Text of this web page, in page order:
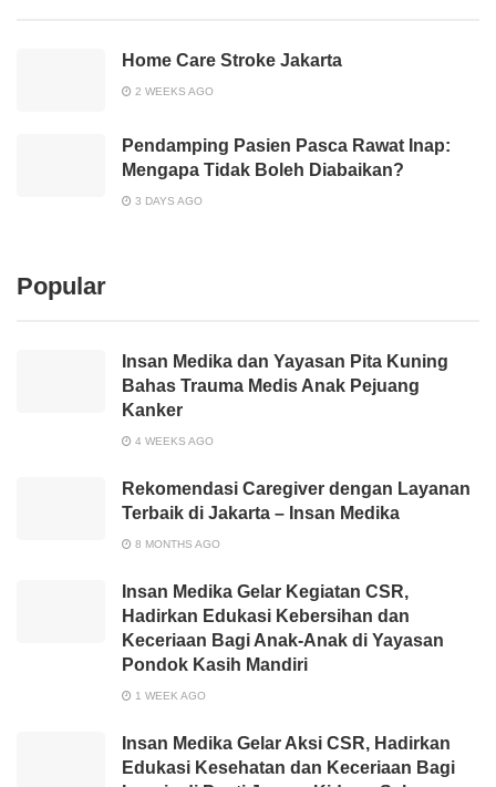
Home Care Stroke Jakarta
2 WEEKS AGO
Pendamping Pasien Pasca Rawat Inap:
Mengapa Tidak Boleh Diabaikan?
3 DAYS AGO
Popular
Insan Medika dan Yayasan Pita Kuning
Bahas Trauma Medis Anak Pejuang
Kanker
4 WEEKS AGO
Rekomendasi Caregiver dengan Layanan
Terbaik di Jakarta – Insan Medika
8 MONTHS AGO
Insan Medika Gelar Kegiatan CSR,
Hadirkan Edukasi Kebersihan dan
Keceriaan Bagi Anak-Anak di Yayasan
Pondok Kasih Mandiri
1 WEEK AGO
Insan Medika Gelar Aksi CSR, Hadirkan
Edukasi Kesehatan dan Keceriaan Bagi